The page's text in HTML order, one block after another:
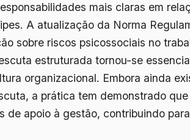
mais claras em
A atualização da Norma
sobre riscos psicossociais no
estruturada tornou-se
organizacional. Embora ainda
a prática tem demonstrado que
de apoio à gestão, contribuindo